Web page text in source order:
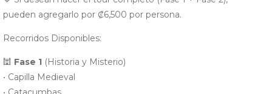
pueden agregarlo por ₡6,500 por persona.
Recorridos Disponibles:
🕍 Fase 1 (Historia y Misterio)
• Capilla Medieval